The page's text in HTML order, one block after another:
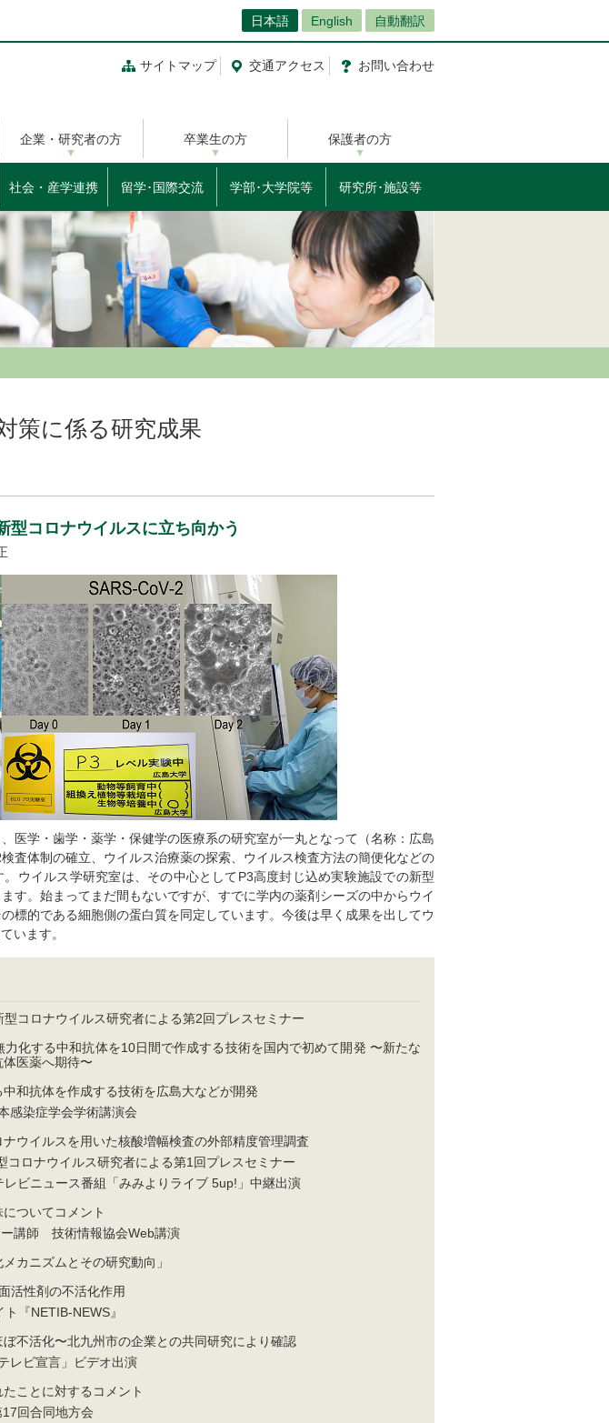
日本語 English 自動翻訳
サイトマップ 交通アクセス お問い合わせ
企業・研究者の方 卒業生の方 保護者の方
社会・産学連携 留学･国際交流 学部･大学院等 研究所･施設等
策に係る研究成果
型コロナウイルスに立ち向かう
医学・歯学・薬学・保健学の医療系の研究室が一丸となって（名称：広島
査体制の確立、ウイルス治療薬の探索、ウイルス検査方法の簡便化などの
ウイルス学研究室は、その中心としてP3高度封じ込め実験施設での新型
す。始まってまだ間もないですが、すでに学内の薬剤シーズの中からウイ
標的である細胞側の蛋白質を同定しています。今後は早く成果を出してウ
います。
コロナウイルス研究者による第2回プレスセミナー
化する中和抗体を10日間で作成する技術を国内で初めて開発 〜新たな
医薬へ期待〜
和抗体を作成する技術を広島大などが開発
感染症学会学術講演会
ウイルスを用いた核酸増幅検査の外部精度管理調査
コロナウイルス研究者による第1回プレスセミナー
ビニュース番組「みみよりライブ 5up!」中継出演
ついてコメント
講師 技術情報協会Web講演
カニズムとその研究動向」
活性剤の不活化作用
『NETIB-NEWS』
不活化〜北九州市の企業との共同研究により確認
レビ宣言」ビデオ出演
ことに対するコメント
回合同地方会